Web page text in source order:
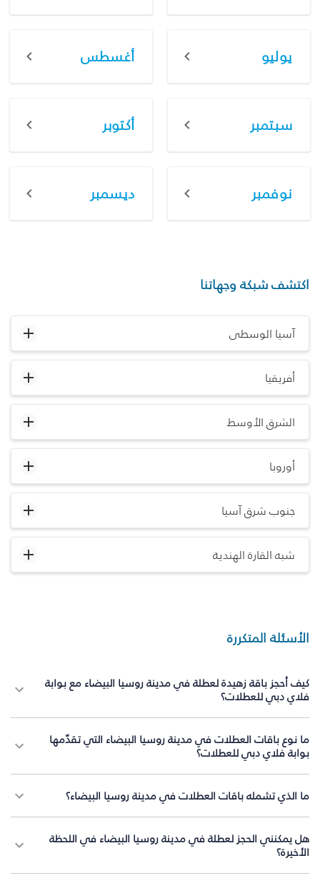
يوليو أغسطس
سبتمبر أكتوبر
نوفمبر ديسمبر
اكتشف شبكة وجهاتنا
آسيا الوسطى
أفريقيا
الشرق الأوسط
أوروبا
جنوب شرق آسيا
شبه القارة الهندية
الأسئلة المتكررة
كيف أحجز باقة زهيدة لعطلة في مدينة روسيا البيضاء مع بوابة
فلاي دبي للعطلات؟
ما نوع باقات العطلات في مدينة روسيا البيضاء التي تقدّمها
بوابة فلاي دبي للعطلات؟
ما الذي تشمله باقات العطلات في مدينة روسيا البيضاء؟
هل يمكنني الحجز لعطلة في مدينة روسيا البيضاء في اللحظة
الأخيرة؟